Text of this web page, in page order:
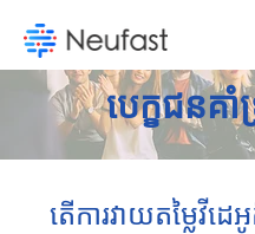
បេក្ខជនគាំ
តើការវាយតម្លៃវីដេ